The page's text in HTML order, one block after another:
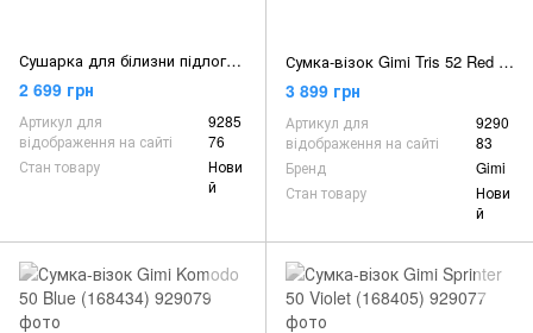
Сушарка для білизни підлогова Gimi Tempo Super 25м (153786)
2 699 грн
Артикул для
відображення на сайті
9285
76
Стан товару
Нови
й
Сумка-візок Gimi Tris 52 Red (168473)
3 899 грн
Артикул для
відображення на сайті
9290
83
Бренд
Gimi
Стан товару
Нови
й